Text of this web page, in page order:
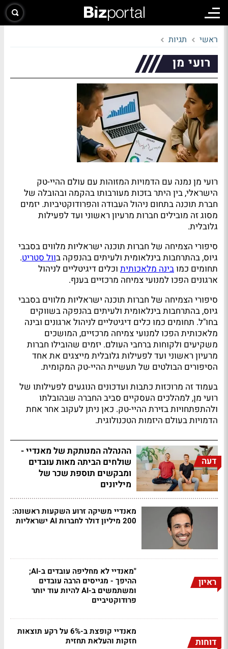
ראשי תגיות
רועי מן
רועי מן נמנה עם הדמויות המזוהות עם עולם ההיי-טק
הישראלי, בין היתר בזכות מעורבותו בהקמה ובהובלה של
חברת תוכנה בתחום ניהול העבודה והפרודוקטיביות. יזמים
מסוג זה מובילים חברות מרעיון ראשוני ועד לפעילות
גלובלית.
סיפורי הצמיחה של חברות תוכנה ישראליות מלווים בסבבי
גיוס, בהתרחבות בינלאומית ולעיתים בהנפקה בוול סטריט.
תחומים כמובינה מלאכותית וכלים דיגיטליים לניהול
ארגונים הפכו למנועי צמיחה מרכזיים בענף.
סיפורי הצמיחה של חברות תוכנה ישראליות מלווים בסבבי
גיוס, בהתרחבות בינלאומית ולעיתים בהנפקה בשווקים
בחו"ל. תחומים כמו כלים דיגיטליים לניהול ארגונים ובינה
מלאכותית הפכו למנועי צמיחה מרכזיים, המושכים
משקיעים ולקוחות ברחבי העולם. יזמים שהובילו חברות
מרעיון ראשוני ועד לפעילות גלובלית מייצגים את אחד
הסיפורים הבולטים של תעשיית ההיי-טק המקומית.
בעמוד זה מרוכזות כתבות ועדכונים הנוגעים לפעילותו של
רועי מן, למהלכים העסקיים סביב החברה שבהובלתו
ולהתפתחויות בזירת ההיי-טק. כאן ניתן לעקוב אחר אחת
הדמויות בעולם היזמות הטכנולוגית.
דעה
ההנהלה המנותקת של מאנדיי -
שולחים הביתה מאות עובדים
ומבקשים תוספת שכר של
מיליונים
מאנדיי משיקה זרוע השקעות ראשונה:
200 מיליון דולר לחברות AI ישראליות
ראיון
"מאנדיי לא מחליפה עובדים ב-AI;
ההיפך - מגייסים הרבה עובדים
ומשתמשים ב-AI להיות עוד יותר
פרודוקטיביים
דוחות
מאנדיי קופצת ב-6% על רקע תוצאות
חזקות והעלאת תחזית